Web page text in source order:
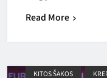
Read More
KITOS ŠAKOS